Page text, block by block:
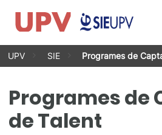
VésUPV SIE Programes de
Programes de
de Talent